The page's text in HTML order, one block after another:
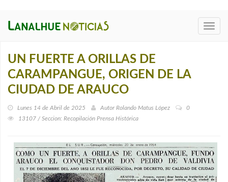
UN FUERTE A ORILLAS DE
CARAMPANGUE, ORIGEN DE LA
CIUDAD DE ARAUCO
Lunes 14 de Abril de 2025 Autor Rolando Matus López
0
13107 / Seccion: Recopilación Prensa Histórica